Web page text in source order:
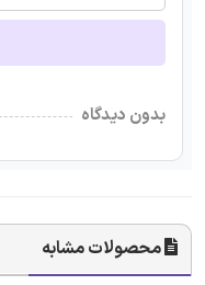
بدون دیدگاه
محصولات مشابه